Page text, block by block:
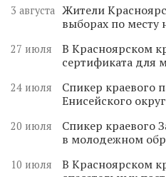
3 августа Жители
выборах по месту
27 июля
В Красноярском
сертификата для
24 июля
Спикер краевого
Енисейского
20 июля
Спикер краевого
в молодежном
10 июля
В Красноярском